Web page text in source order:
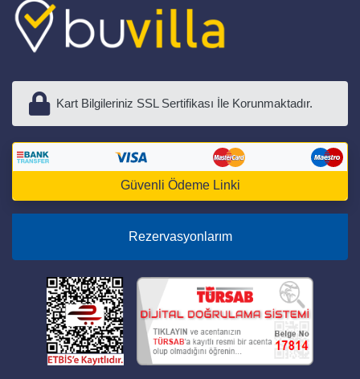
Kart Bilgileriniz SSL Sertifikası İle Korunmaktadır.
Güvenli Ödeme Linki
Rezervasyonlarım